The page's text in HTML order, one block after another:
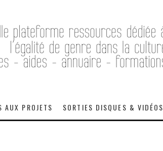
AUX PROJETS SORTIES DISQUES & VIDÉOS